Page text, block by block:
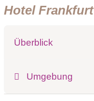
Hotel Frankfurt
Überblick
Umgebung